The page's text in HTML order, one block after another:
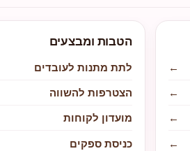
←
←
←
←
הטבות ומבצעים
לתת מתנות לעובדים
הצטרפות להשווה
מועדון לקוחות
כניסת ספקים